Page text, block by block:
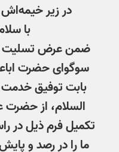
در زیر
با
ضمن عرض تسلیت
سوگوای حضرت
بابت توفیق
السلام، از
تکمیل فرم ذیل در
ما را در رصد و